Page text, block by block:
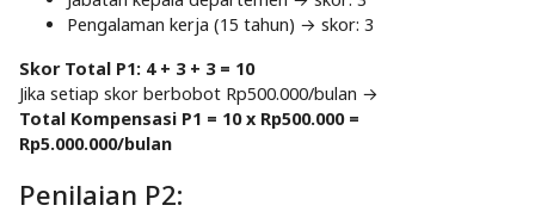
Pengalaman kerja (15 tahun) → skor: 3
Skor Total P1: 4 + 3 + 3 = 10
Jika setiap skor berbobot Rp500.000/bulan →
Total Kompensasi P1 = 10 x Rp500.000 =
Rp5.000.000/bulan
Penilaian P2: